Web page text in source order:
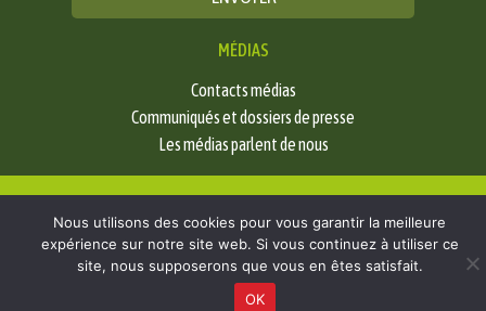
MÉDIAS
Contacts médias
Communiqués et dossiers de presse
Les médias parlent de nous
Nous utilisons des cookies pour vous garantir la meilleure
expérience sur notre site web. Si vous continuez à utiliser ce
site, nous supposerons que vous en êtes satisfait.
OK